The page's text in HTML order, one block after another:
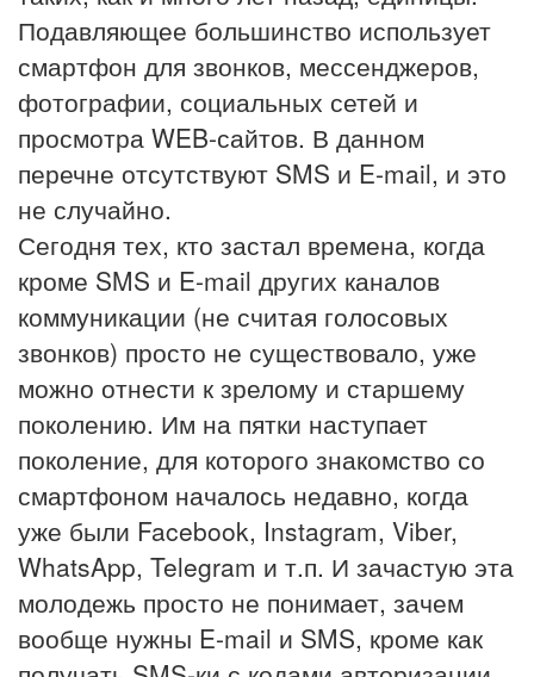
Подавляющее большинство использует
смартфон для звонков, мессенджеров,
фотографии, социальных сетей и
просмотра WEB-сайтов. В данном
перечне отсутствуют SMS и E-mail, и это
не случайно.
Сегодня тех, кто застал времена, когда
кроме SMS и E-mail других каналов
коммуникации (не считая голосовых
звонков) просто не существовало, уже
можно отнести к зрелому и старшему
поколению. Им на пятки наступает
поколение, для которого знакомство со
смартфоном началось недавно, когда
уже были Facebook, Instagram, Viber,
WhatsApp, Telegram и т.п. И зачастую эта
молодежь просто не понимает, зачем
вообще нужны E-mail и SMS, кроме как